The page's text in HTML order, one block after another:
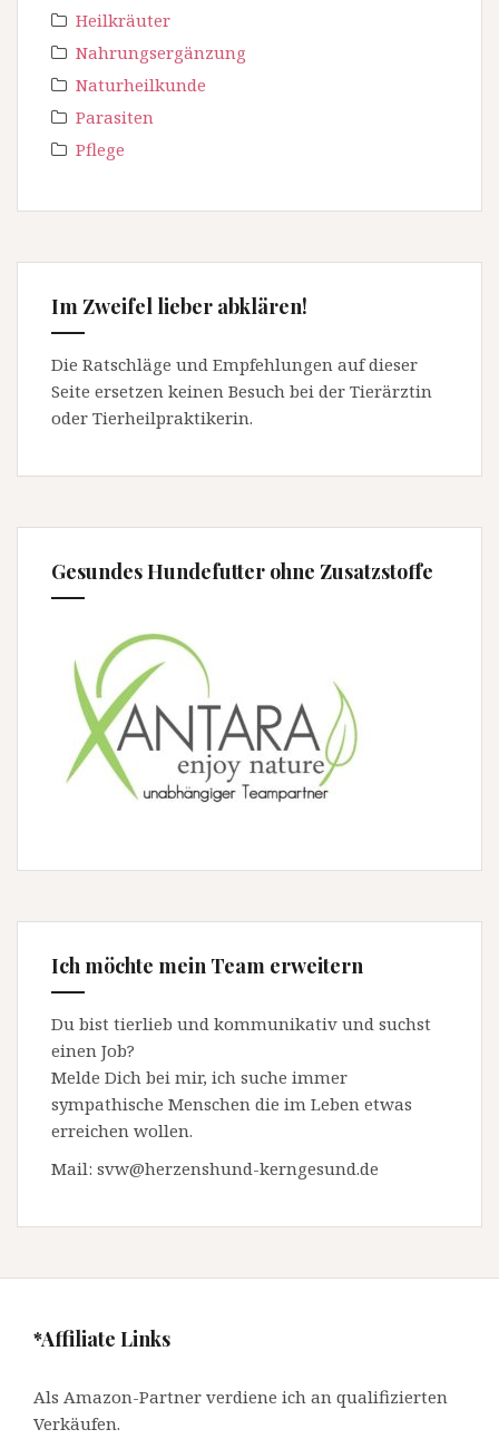
Heilkräuter
Nahrungsergänzung
Naturheilkunde
Parasiten
Pflege
Im Zweifel lieber abklären!
Die Ratschläge und Empfehlungen auf dieser
Seite ersetzen keinen Besuch bei der Tierärztin
oder Tierheilpraktikerin.
Gesundes Hundefutter ohne Zusatzstoffe
Ich möchte mein Team erweitern
Du bist tierlieb und kommunikativ und suchst
einen Job?
Melde Dich bei mir, ich suche immer
sympathische Menschen die im Leben etwas
erreichen wollen.
Mail: svw@herzenshund-kerngesund.de
*Affiliate Links
Als Amazon-Partner verdiene ich an qualifizierten
Verkäufen.